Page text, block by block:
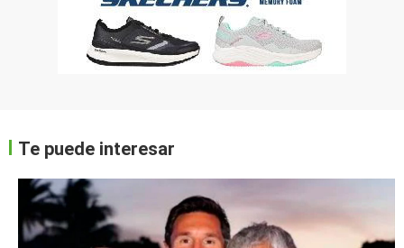
Te puede interesar